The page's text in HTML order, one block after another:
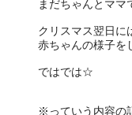
まだちゃんとマ
クリスマス翌日に
赤ちゃんの様子を
ではでは☆
※っていう内容の